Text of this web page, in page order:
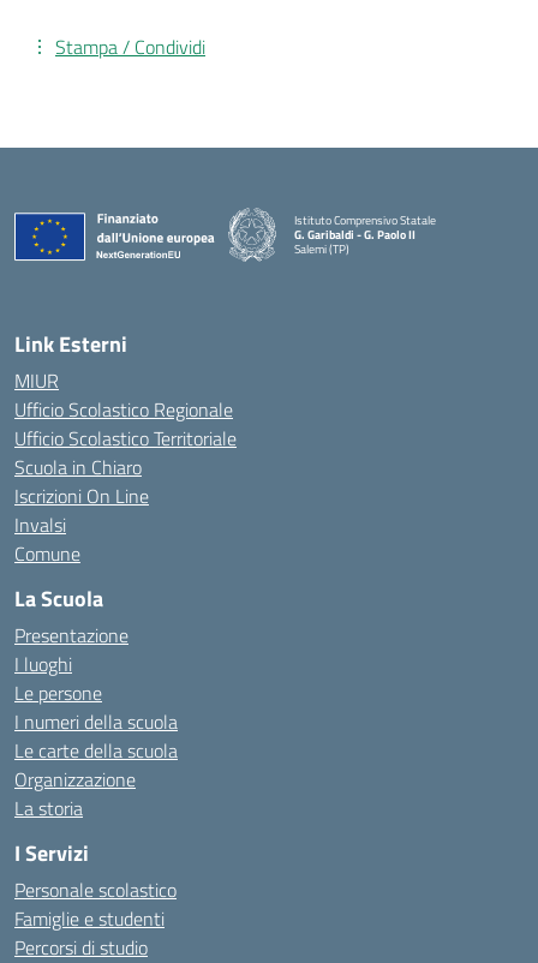
Stampa / Condividi
Istituto Comprensivo Statale
G. Garibaldi - G. Paolo II
Salemi (TP)
Link Esterni
MIUR
Ufficio Scolastico Regionale
Ufficio Scolastico Territoriale
Scuola in Chiaro
Iscrizioni On Line
Invalsi
Comune
La Scuola
Presentazione
I luoghi
Le persone
I numeri della scuola
Le carte della scuola
Organizzazione
La storia
I Servizi
Personale scolastico
Famiglie e studenti
Percorsi di studio